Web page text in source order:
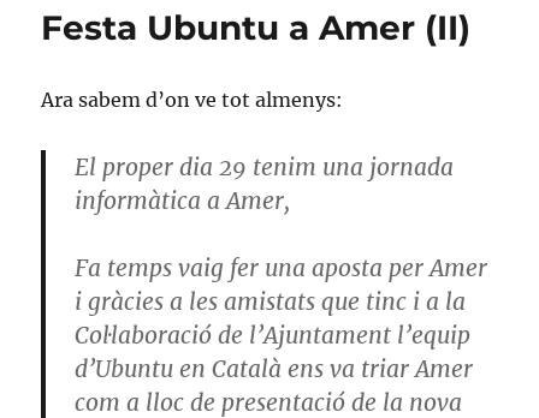
Prison
Break
Festa Ubuntu a Amer (II)
Ara sabem d’on ve tot almenys:
El proper dia 29 tenim una jornada
informàtica a Amer,
Fa temps vaig fer una aposta per Amer
i gràcies a les amistats que tinc i a la
Col·laboració de l’Ajuntament l’equip
d’Ubuntu en Català ens va triar Amer
com a lloc de presentació de la nova